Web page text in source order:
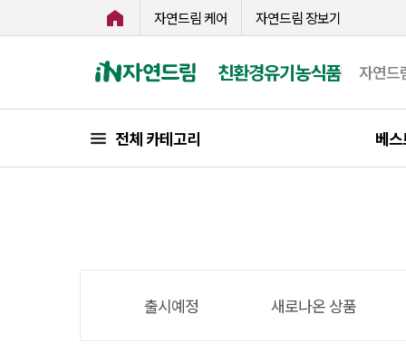
자연드림 케어 자연드림 장보기
친환경유기농식품 자연드
전체 카테고리 베
출시예정 새로나온 상품